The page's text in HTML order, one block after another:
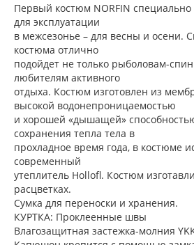
Первый костюм NORFIN
для эксплуатации
в межсезонье – для весны и осени.
костюма отлично
подойдет не только рыболовам-
любителям активного
отдыха. Костюм изготовлен из
высокой водонепроницаемостью
и хорошей «дышащей»
сохранения тепла тела в
прохладное время года, в костюме
современный
утеплитель Hollofl. Костюм
расцветках.
Сумка для переноски и хранения.
КУРТКА: Проклеенные швы
Влагозащитная застежка-молния